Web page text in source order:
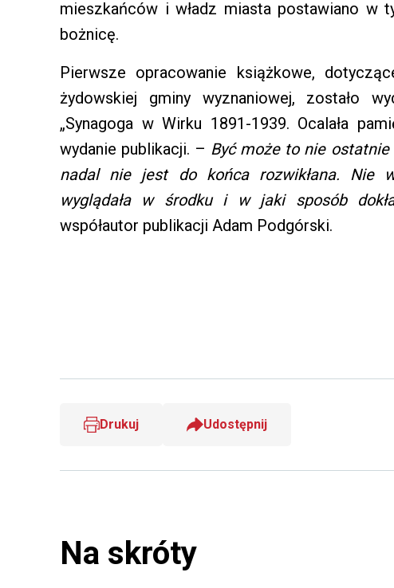
mieszkańców i władz miasta postawiano w
bożnicę.
Pierwsze opracowanie książkowe,
żydowskiej gminy wyznaniowej, zostało
„Synagoga w Wirku 1891-1939. Ocalała
wydanie publikacji. – Być może to nie
nadal nie jest do końca rozwikłana. Nie
wyglądała w środku i w jaki sposób
współautor publikacji Adam Podgórski.
Drukuj Udostępnij
Na skróty